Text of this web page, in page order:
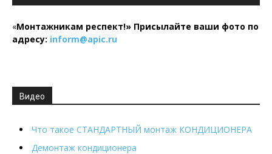
«Монтажникам респект!» Присылайте ваши фото по
адресу: inform@apic.ru
Видео
Что такое СТАНДАРТНЫЙ монтаж КОНДИЦИОНЕРА
Демонтаж кондиционера